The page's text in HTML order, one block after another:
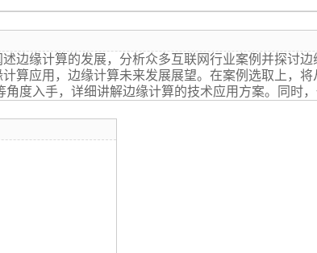
边缘计算的发展，分析众多互联网行业案例并探讨
算应用，边缘计算未来发展展望。在案例选取上，
度入手，详细讲解边缘计算的技术应用方案。同时